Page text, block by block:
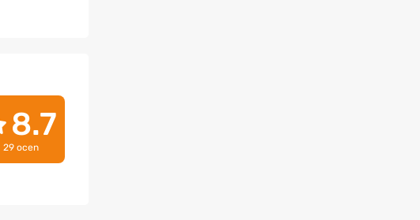
8.7
29 ocen